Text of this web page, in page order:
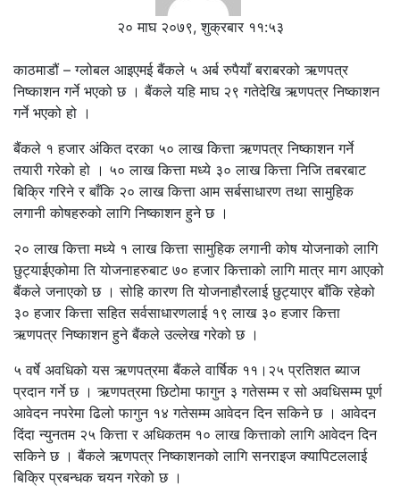
२० माघ २०७९, शुक्रबार ११:५३
काठमाडौं – ग्लोबल आइएमई बैंकले ५ अर्ब रुपैयाँ बराबरको ऋणपत्र
निष्काशन गर्ने भएको छ । बैंकले यहि माघ २९ गतेदेखि ऋणपत्र निष्काशन
गर्ने भएको हो ।
बैंकले १ हजार अंकित दरका ५० लाख कित्ता ऋणपत्र निष्काशन गर्ने
तयारी गरेको हो । ५० लाख कित्ता मध्ये ३० लाख कित्ता निजि तबरबाट
बिक्रि गरिने र बाँकि २० लाख कित्ता आम सर्बसाधारण तथा सामुहिक
लगानी कोषहरुको लागि निष्काशन हुने छ ।
२० लाख कित्ता मध्ये १ लाख कित्ता सामुहिक लगानी कोष योजनाको लागि
छुट्याईएकोमा ति योजनाहरुबाट ७० हजार कित्ताको लागि मात्र माग आएको
बैंकले जनाएको छ । सोहि कारण ति योजनाहौरलाई छुट्याएर बाँकि रहेको
३० हजार कित्ता सहित सर्वसाधारणलाई १९ लाख ३० हजार कित्ता
ऋणपत्र निष्काशन हुने बैंकले उल्लेख गरेको छ ।
५ वर्षे अवधिको यस ऋणपत्रमा बैंकले वार्षिक ११।२५ प्रतिशत ब्याज
प्रदान गर्ने छ । ऋणपत्रमा छिटोमा फागुन ३ गतेसम्म र सो अवधिसम्म पूर्ण
आवेदन नपरेमा ढिलो फागुन १४ गतेसम्म आवेदन दिन सकिने छ । आवेदन
दिंदा न्युनतम २५ कित्ता र अधिकतम १० लाख कित्ताको लागि आवेदन दिन
सकिने छ । बैंकले ऋणपत्र निष्काशनको लागि सनराइज क्यापिटललाई
बिक्रि प्रबन्धक चयन गरेको छ ।